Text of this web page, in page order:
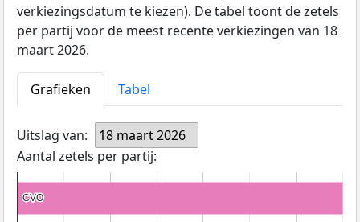
verkiezingsdatum te kiezen). De tabel toont de zetels
per partij voor de meest recente verkiezingen van 18
maart 2026.
Grafieken Tabel
Uitslag van:
18 maart 2026
Aantal zetels per partij:
CVO
CVO